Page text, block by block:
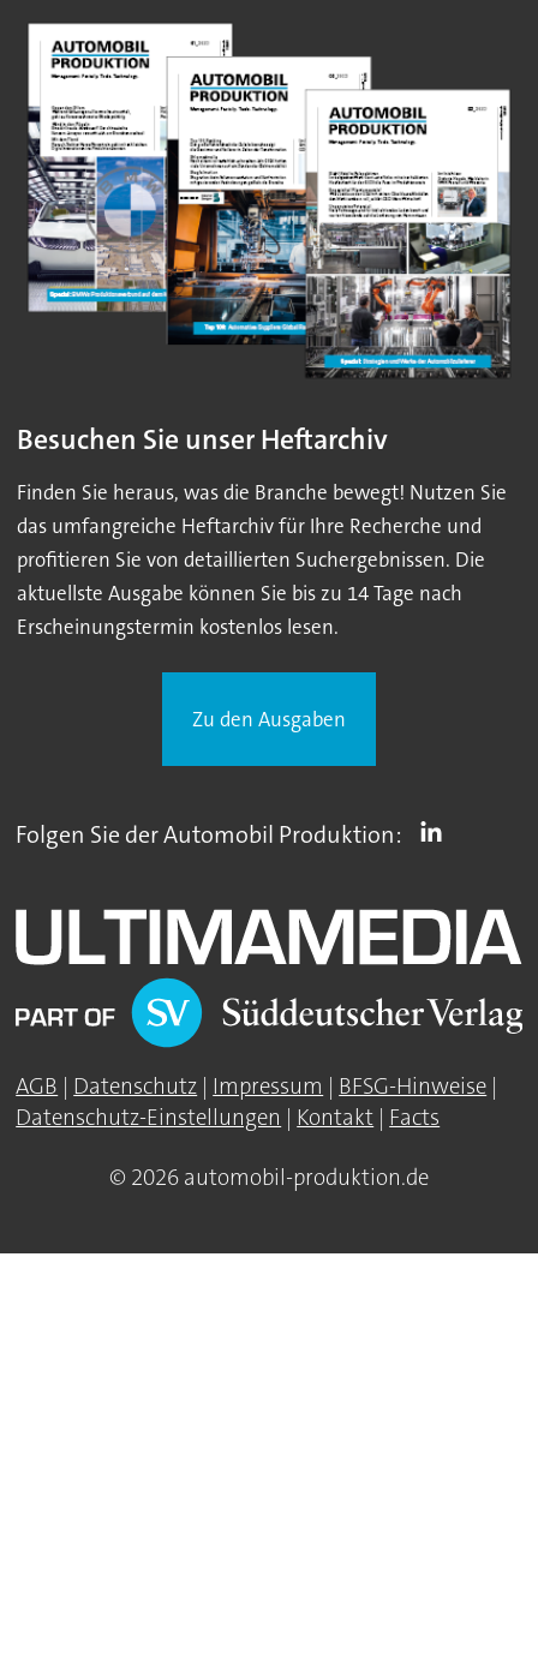
Besuchen Sie unser Heftarchiv
Finden Sie heraus, was die Branche bewegt! Nutzen Sie
das umfangreiche Heftarchiv für Ihre Recherche und
profitieren Sie von detaillierten Suchergebnissen. Die
aktuellste Ausgabe können Sie bis zu 14 Tage nach
Erscheinungstermin kostenlos lesen.
Zu den Ausgaben
Folgen Sie der Automobil Produktion:
AGB | Datenschutz | Impressum | BFSG-Hinweise |
Datenschutz-Einstellungen | Kontakt | Facts
© 2026 automobil-produktion.de